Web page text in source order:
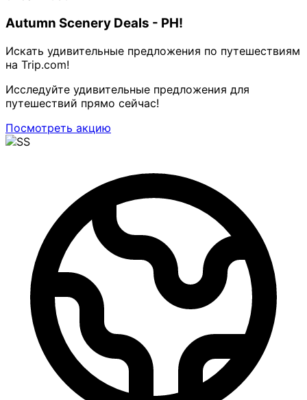
Autumn Scenery Deals - PH!
Искать удивительные предложения по путешествиям
на Trip.com!
Исследуйте удивительные предложения для
путешествий прямо сейчас!
Посмотреть акцию